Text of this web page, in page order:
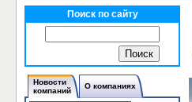
Поиск по сайту
Новости
компаний
О компаниях